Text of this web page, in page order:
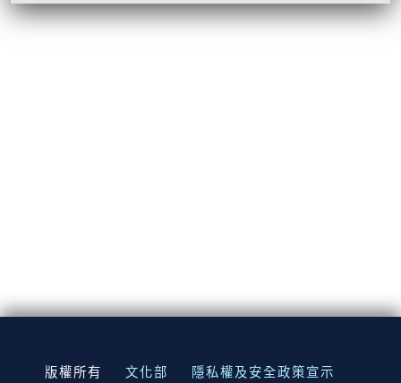
:::
版權所有 文化部 隱私權及安全政策宣示